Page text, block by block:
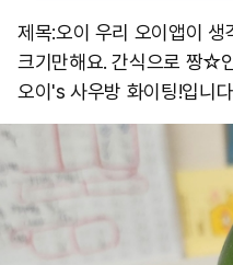
제목:오이 우리 오이앱이
크기만해요. 간식으로 짱☆
오이's 사우방 화이팅!입니